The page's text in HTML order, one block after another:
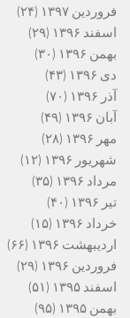
فروردین ۱۳۹۷
(۲۴)
اسفند ۱۳۹۶
(۲۹)
بهمن ۱۳۹۶
(۳۰)
دی ۱۳۹۶
(۴۳)
آذر ۱۳۹۶
(۷۰)
آبان ۱۳۹۶
(۴۹)
مهر ۱۳۹۶
(۲۸)
شهریور ۱۳۹۶
(۱۲)
مرداد ۱۳۹۶
(۳۵)
تیر ۱۳۹۶
(۴۰)
خرداد ۱۳۹۶
(۱۵)
اردیبهشت ۱۳۹۶
(۶۶)
فروردین ۱۳۹۶
(۲۹)
اسفند ۱۳۹۵
(۵۱)
بهمن ۱۳۹۵
(۹۵)